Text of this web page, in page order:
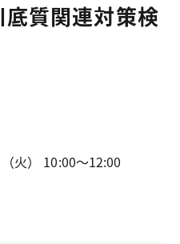
質関連対策検
火） 10:00～12:00